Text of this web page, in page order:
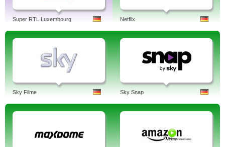
Super RTL Luxembourg Netflix
Sky Filme Sky Snap